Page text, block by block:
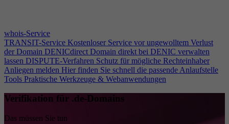
whois-Service
TRANSIT-Service Kostenloser Service vor ungewolltem Verlust
der Domain DENICdirect Domain direkt bei DENIC verwalten
lassen DISPUTE-Verfahren Schutz für mögliche Rechteinhaber
Anliegen melden Hier finden Sie schnell die passende Anlaufstelle
Tools Praktische Werkzeuge & Webanwendungen
Verifikation für .de-Domains
Das müssen Sie tun